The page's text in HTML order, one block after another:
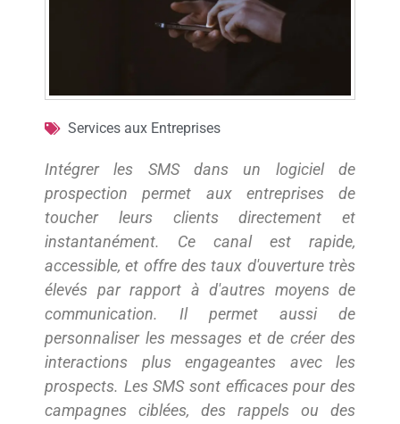
Services aux Entreprises
Intégrer les SMS dans un logiciel de
prospection permet aux entreprises de
toucher leurs clients directement et
instantanément. Ce canal est rapide,
accessible, et offre des taux d'ouverture très
élevés par rapport à d'autres moyens de
communication. Il permet aussi de
personnaliser les messages et de créer des
interactions plus engageantes avec les
prospects. Les SMS sont efficaces pour des
campagnes ciblées, des rappels ou des